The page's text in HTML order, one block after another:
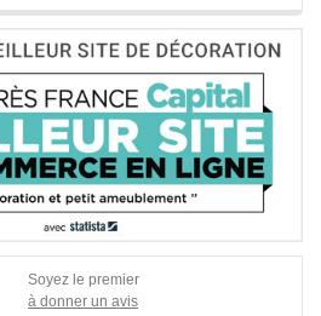
Soyez le premier
à donner un avis